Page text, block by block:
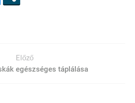
Előző
egészséges táplálása